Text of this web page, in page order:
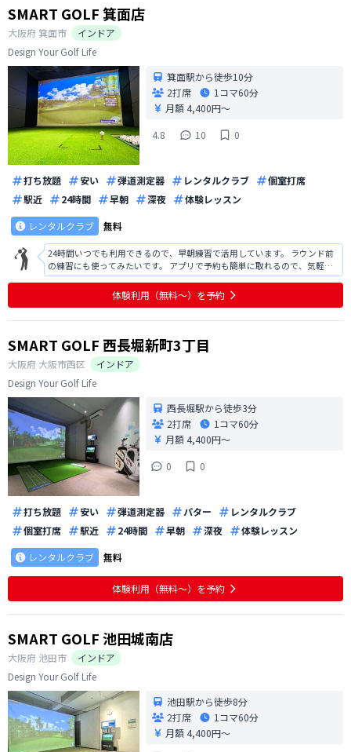
SMART GOLF 箕面店
大阪府箕面市
インドア
Design Your Golf Life
箕面駅から徒歩10分
2打席
1コマ60分
月額 4,400円〜
4.8
10 0
打ち放題 安い 弾道測定器 レンタルクラブ
個室打席
駅近
24時間 早朝 深夜
体験レッスン
レンタルクラブ
無料
24時間いつでも利用できるので、早朝練習で活用しています。 ラウンド前
の練習にも使ってみたいです。 アプリで予約も簡単に取れるので、気軽に
通えそうです。
体験利用（無料〜）を予約
SMART GOLF 西長堀新町3丁目
大阪府 大阪市西区
インドア
Design Your Golf Life
西長堀駅から徒歩3分
2打席
1コマ60分
月額 4,400円〜
0
0
打ち放題 安い 弾道測定器 パター
レンタルクラブ
個室打席
駅近 24時間 早朝 深夜
体験レッスン
レンタルクラブ
無料
体験利用（無料〜）を予約
SMART GOLF 池田城南店
大阪府 池田市
インドア
Design Your Golf Life
池田駅から徒歩8分
2打席
1コマ60分
月額 4,400円〜